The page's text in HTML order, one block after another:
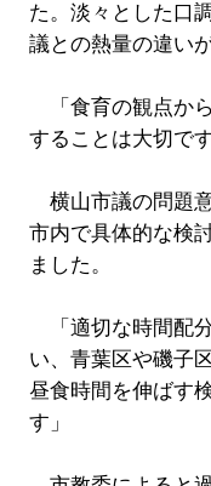
た。淡々とした口
議との熱量の違い
「食育の観点か
することは大切です
横山市議の問題
市内で具体的な検
ました。
「適切な時間配
い、青葉区や磯子
昼食時間を伸ばす
す」